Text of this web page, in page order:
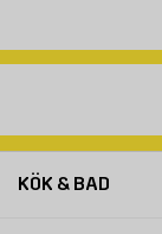
KÖK & BAD